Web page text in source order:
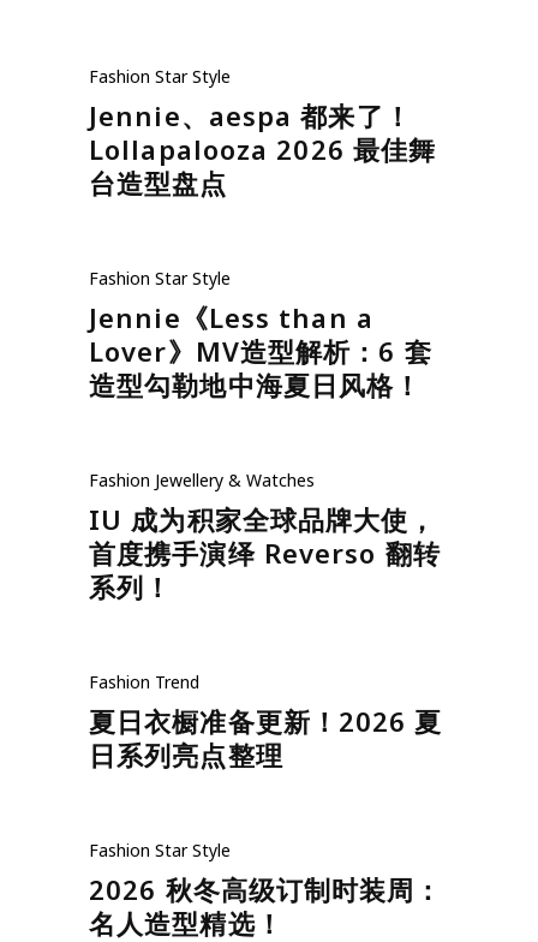
Fashion Star Style
Jennie、aespa 都来了！
Lollapalooza 2026 最佳舞
台造型盘点
Fashion Star Style
Jennie《Less than a
Lover》MV造型解析：6 套
造型勾勒地中海夏日风格！
Fashion Jewellery & Watches
IU 成为积家全球品牌大使，
首度携手演绎 Reverso 翻转
系列！
Fashion Trend
夏日衣橱准备更新！2026 夏
日系列亮点整理
Fashion Star Style
2026 秋冬高级订制时装周：
名人造型精选！